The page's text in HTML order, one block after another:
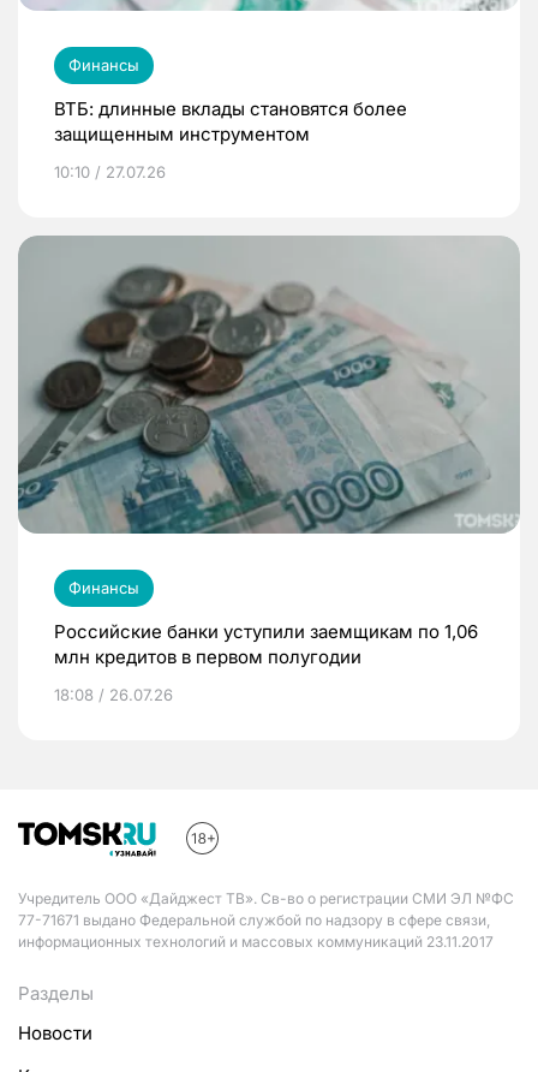
Финансы
ВТБ: длинные вклады становятся более
защищенным инструментом
10:10 / 27.07.26
Финансы
Российские банки уступили заемщикам по 1,06
млн кредитов в первом полугодии
18:08 / 26.07.26
Учредитель ООО «Дайджест ТВ». Св-во о регистрации СМИ ЭЛ №ФС
77-71671 выдано Федеральной службой по надзору в сфере связи,
информационных технологий и массовых коммуникаций 23.11.2017
Разделы
Новости